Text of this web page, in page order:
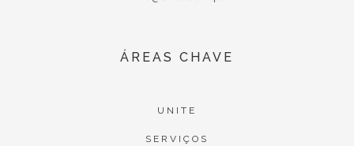
ÁREAS CHAVE
UNITE
SERVIÇOS